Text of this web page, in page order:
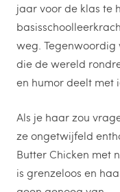
jaar voor de klas te
weg. Tegenwoordig
die de wereld
en humor deelt met
Als je haar zou
ze ongetwijfeld
Butter Chicken met
is grenzeloos en